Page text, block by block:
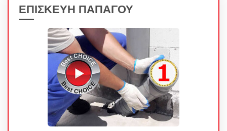
ΕΠΙΣΚΕΥΗ ΠΑΠΑΓΟΥ